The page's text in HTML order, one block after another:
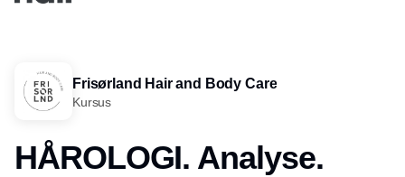
Frisørland Hair and Body Care
Kursus
HÅROLOGI. Analyse.